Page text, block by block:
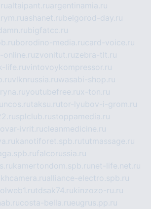
altaipant.ruargentinamia.ru
ashanet.rubelgorod-day.ru
bigfatcc.ru
borodino-media.rucard-voice.ru
online.ruzvonitut.ruzebra-tlt.ru
life.ruvintovoykompressor.ru
vlknrussia.ruwasabi-shop.ru
youtubefree.rux-ton.ru
taksu.rutor-lyubov-i-grom.ru
splclub.rustoppamedia.ru
ivrit.rucleanmedicine.ru
kanotiforet.spb.rututmassage.ru
falcorussia.ru
kamertondom.spb.ru net-life.net.ru
alliance-electro.spb.ru
tdsak74.rukinzozo-ru.ru
costa-bella.rueugrus.pp.ru